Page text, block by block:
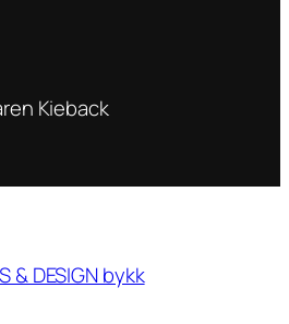
Kieback